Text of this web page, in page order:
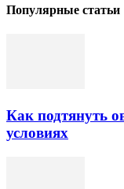
Популярные статьи
Как подтянуть
условиях